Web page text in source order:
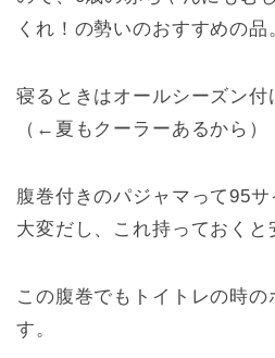
くれ！の勢いのおすすめの品
寝るときはオールシーズン付
（←夏もクーラーあるから）
腹巻付きのパジャマって95
大変だし、これ持っておくと
この腹巻でもトイトレの時
す。